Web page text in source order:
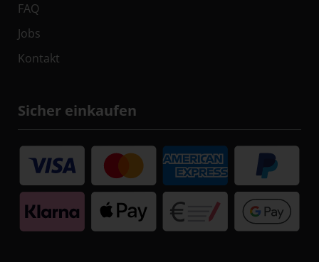
FAQ
Jobs
Kontakt
Sicher einkaufen